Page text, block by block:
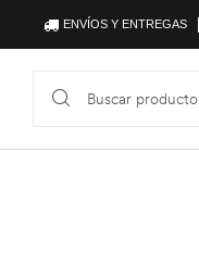
ENVÍOS Y ENTREGAS